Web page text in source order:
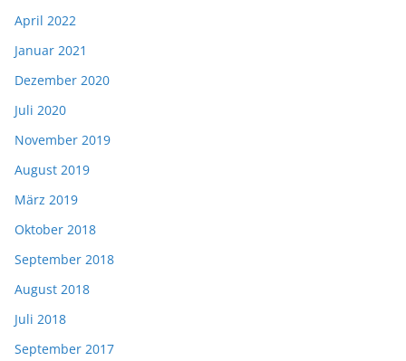
April 2022
Januar 2021
Dezember 2020
Juli 2020
November 2019
August 2019
März 2019
Oktober 2018
September 2018
August 2018
Juli 2018
September 2017